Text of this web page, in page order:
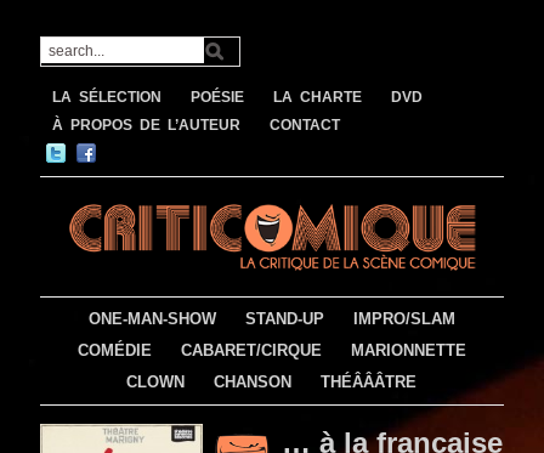
LA SÉLECTION POÉSIE LA CHARTE
DVD
À PROPOS DE L’AUTEUR
CONTACT
ONE-MAN-SHOW STAND-UP
IMPRO/SLAM
COMÉDIE
CABARET/CIRQUE
MARIONNETTE
CLOWN
CHANSON THÉÂÂÂTRE
… à la française